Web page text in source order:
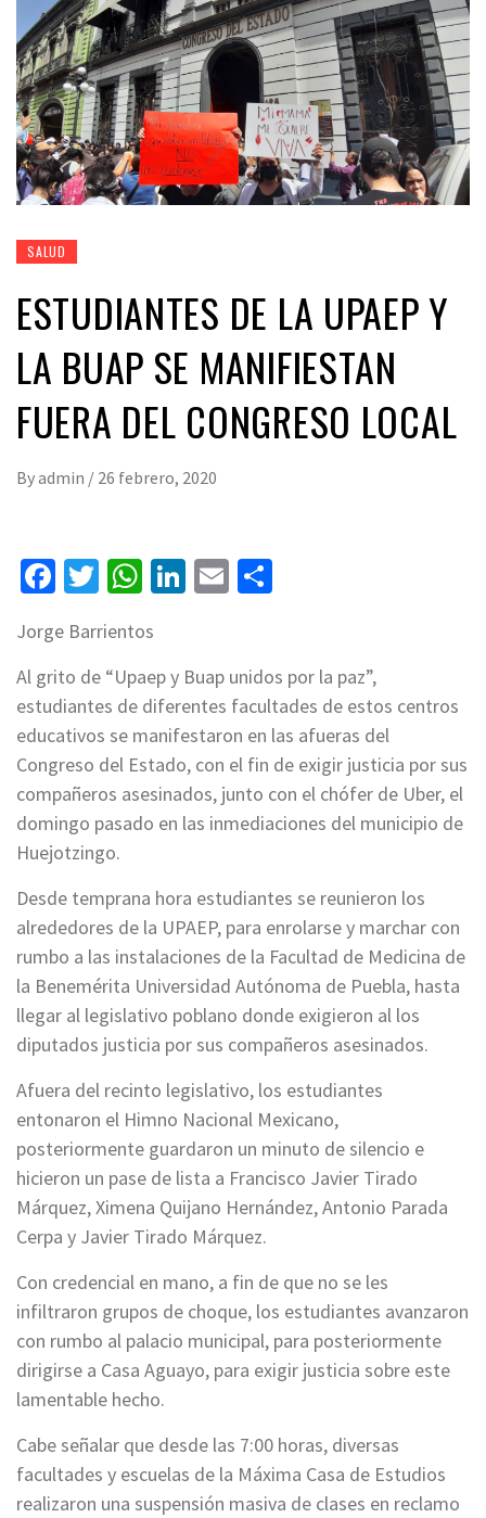
SALUD
ESTUDIANTES DE LA UPAEP Y
LA BUAP SE MANIFIESTAN
FUERA DEL CONGRESO LOCAL
Byadmin / 26 febrero, 2020
Facebook
Twitter
WhatsApp
LinkedIn
Email
Jorge Barrientos
Al grito de “Upaep y Buap unidos por la paz”,
estudiantes de diferentes facultades de estos centros
educativos se manifestaron en las afueras del
Congreso del Estado, con el fin de exigir justicia por sus
compañeros asesinados, junto con el chófer de Uber, el
domingo pasado en las inmediaciones del municipio de
Huejotzingo.
Desde temprana hora estudiantes se reunieron los
alrededores de la UPAEP, para enrolarse y marchar con
rumbo a las instalaciones de la Facultad de Medicina de
la Benemérita Universidad Autónoma de Puebla, hasta
llegar al legislativo poblano donde exigieron al los
diputados justicia por sus compañeros asesinados.
Afuera del recinto legislativo, los estudiantes
entonaron el Himno Nacional Mexicano,
posteriormente guardaron un minuto de silencio e
hicieron un pase de lista a Francisco Javier Tirado
Márquez, Ximena Quijano Hernández, Antonio Parada
Cerpa y Javier Tirado Márquez.
Con credencial en mano, a fin de que no se les
infiltraron grupos de choque, los estudiantes avanzaron
con rumbo al palacio municipal, para posteriormente
dirigirse a Casa Aguayo, para exigir justicia sobre este
lamentable hecho.
Cabe señalar que desde las 7:00 horas, diversas
facultades y escuelas de la Máxima Casa de Estudios
realizaron una suspensión masiva de clases en reclamo